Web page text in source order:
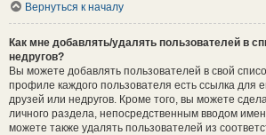
Вернуться к началу
Как мне добавлять/удалять пользователей в
недругов?
Вы можете добавлять пользователей в свой
профиле каждого пользователя есть ссылка для
друзей или недругов. Кроме того, вы можете
личного раздела, непосредственным вводом
можете также удалять пользователей из